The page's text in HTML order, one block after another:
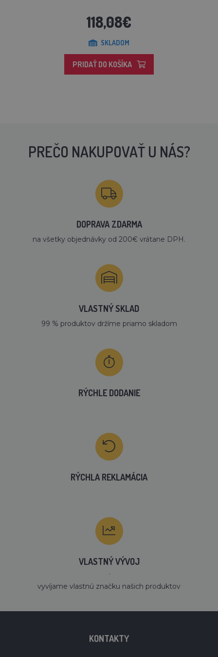
118,08€
SKLADOM
PRIDAŤ DO KOŠÍKA
PREČO NAKUPOVAŤ U NÁS?
DOPRAVA ZDARMA
na všetky objednávky od 200€ vrátane DPH.
VLASTNÝ SKLAD
99 % produktov držíme priamo skladom
RÝCHLE DODANIE
RÝCHLA REKLAMÁCIA
VLASTNÝ VÝVOJ
´
vyvíjame vlastnú značku našich produktov
KONTAKTY